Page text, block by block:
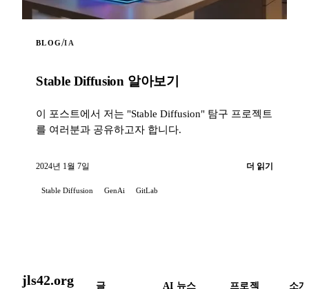
BLOG/IA
Stable Diffusion 알아보기
이 포스트에서 저는 "Stable Diffusion" 탐구 프로젝트
를 여러분과 공유하고자 합니다.
2024년 1월 7일 더 읽기
Stable Diffusion GenAi GitLab
jls42.org 글 AI 뉴스 프로젝 소개